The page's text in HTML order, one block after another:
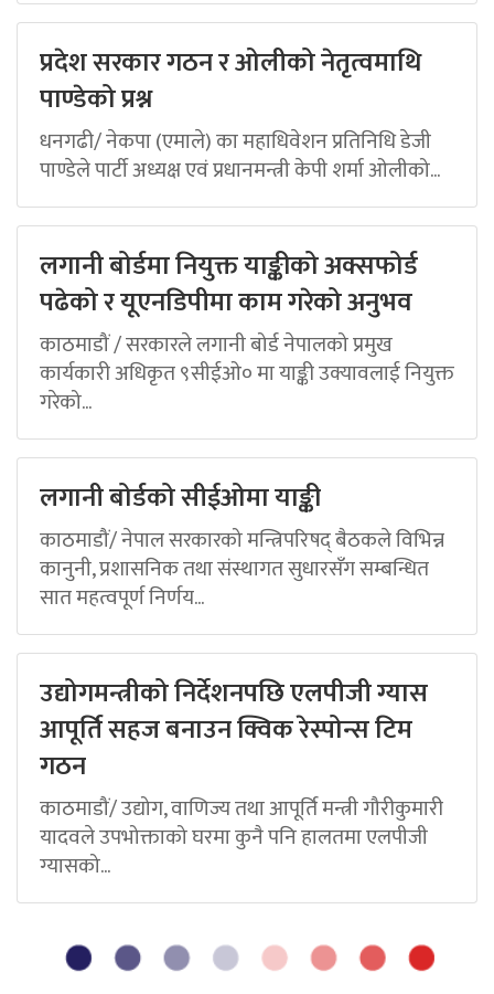
प्रदेश सरकार गठन र ओलीको नेतृत्वमाथि
पाण्डेको प्रश्न
धनगढी/ नेकपा (एमाले) का महाधिवेशन प्रतिनिधि डेजी
पाण्डेले पार्टी अध्यक्ष एवं प्रधानमन्त्री केपी शर्मा ओलीको...
लगानी बोर्डमा नियुक्त याङ्कीको अक्सफोर्ड
पढेको र यूएनडिपीमा काम गरेको अनुभव
काठमाडौं / सरकारले लगानी बोर्ड नेपालको प्रमुख
कार्यकारी अधिकृत ९सीईओ० मा याङ्की उक्यावलाई नियुक्त
गरेको...
लगानी बोर्डको सीईओमा याङ्की
काठमाडौं/ नेपाल सरकारको मन्त्रिपरिषद् बैठकले विभिन्न
कानुनी, प्रशासनिक तथा संस्थागत सुधारसँग सम्बन्धित
सात महत्वपूर्ण निर्णय...
उद्योगमन्त्रीको निर्देशनपछि एलपीजी ग्यास
आपूर्ति सहज बनाउन क्विक रेस्पोन्स टिम
गठन
काठमाडौं/ उद्योग, वाणिज्य तथा आपूर्ति मन्त्री गौरीकुमारी
यादवले उपभोक्ताको घरमा कुनै पनि हालतमा एलपीजी
ग्यासको...